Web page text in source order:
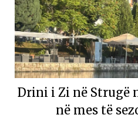
Drini i Zi në Strugë
në mes të